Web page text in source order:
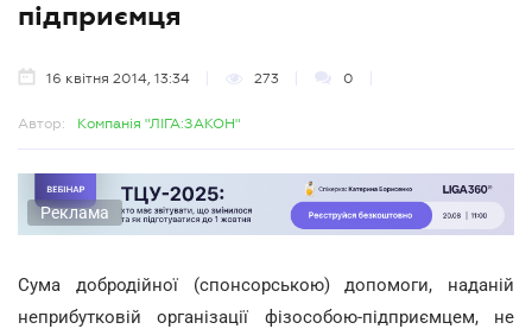
підприємця
16 квітня 2014, 13:34 273 0
Автор: Компанія "ЛІГА:ЗАКОН"
Реклама
Сума добродійної (спонсорською) допомоги, наданій
неприбутковій організації фізособою-підприємцем, не